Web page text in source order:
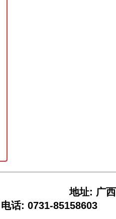
地址: 广
电话: 0731-85158603